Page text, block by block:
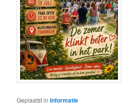
Geplaatst in Informatie